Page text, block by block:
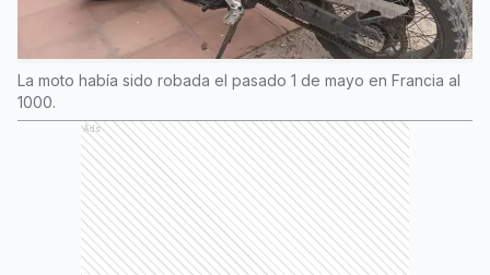
La moto había sido robada el pasado 1 de mayo en Francia al
1000.
Ads